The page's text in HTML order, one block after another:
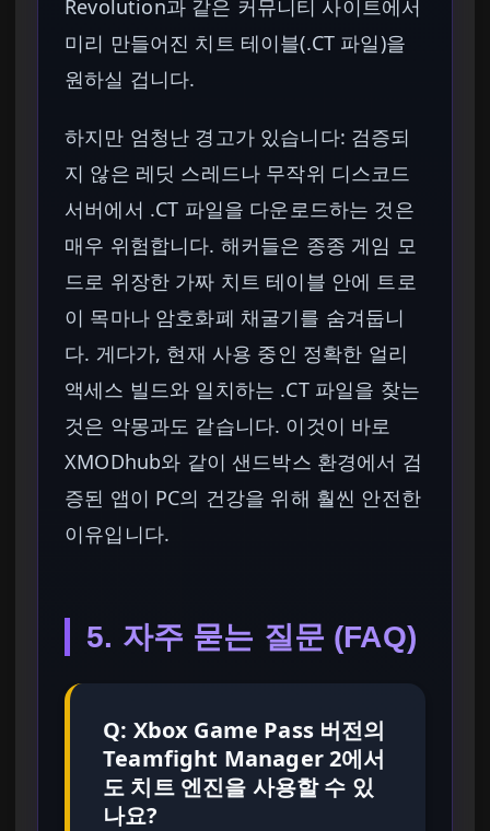
Revolution과 같은 커뮤니티 사이트에서
미리 만들어진 치트 테이블(.CT 파일)을
원하실 겁니다.
하지만 엄청난 경고가 있습니다: 검증되
지 않은 레딧 스레드나 무작위 디스코드
서버에서 .CT 파일을 다운로드하는 것은
매우 위험합니다. 해커들은 종종 게임 모
드로 위장한 가짜 치트 테이블 안에 트로
이 목마나 암호화폐 채굴기를 숨겨둡니
다. 게다가, 현재 사용 중인 정확한 얼리
액세스 빌드와 일치하는 .CT 파일을 찾는
것은 악몽과도 같습니다. 이것이 바로
XMODhub와 같이 샌드박스 환경에서 검
증된 앱이 PC의 건강을 위해 훨씬 안전한
이유입니다.
5. 자주 묻는 질문 (FAQ)
Q: Xbox Game Pass 버전의
Teamfight Manager 2에서
도 치트 엔진을 사용할 수 있
나요?